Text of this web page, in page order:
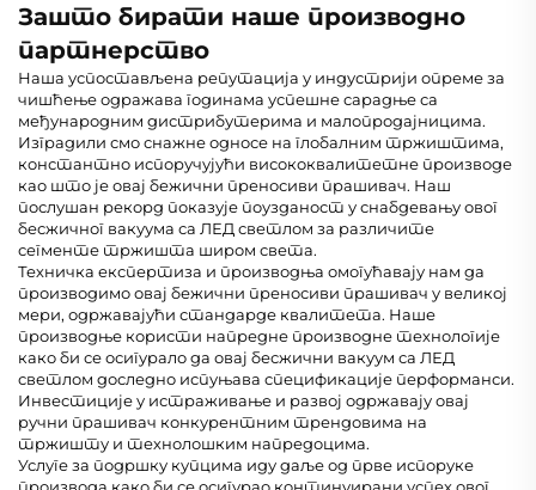
Зашто бирати наше производно
партнерство
Наша успостављена репутација у индустрији опреме за
чишћење одражава годинама успешне сарадње са
међународним дистрибутерима и малопродајницима.
Изградили смо снажне односе на глобалним тржиштима,
константно испоручујући висококвалитетне производе
као што је овај бежични преносиви прашивач. Наш
послушан рекорд показује поузданост у снабдевању овог
бесжичног вакуума са ЛЕД светлом за различите
сегменте тржишта широм света.
Техничка експертиза и производња омогућавају нам да
производимо овај бежични преносиви прашивач у великој
мери, одржавајући стандарде квалитета. Наше
производње користи напредне производне технологије
како би се осигурало да овај бесжични вакуум са ЛЕД
светлом доследно испуњава спецификације перформанси.
Инвестиције у истраживање и развој одржавају овај
ручни прашивач конкурентним трендовима на
тржишту и технолошким напредоцима.
Услуге за подршку купцима иду даље од прве испоруке
производа како би се осигурао континуирани успех овог